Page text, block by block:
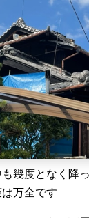
も幾度となく降
万全です